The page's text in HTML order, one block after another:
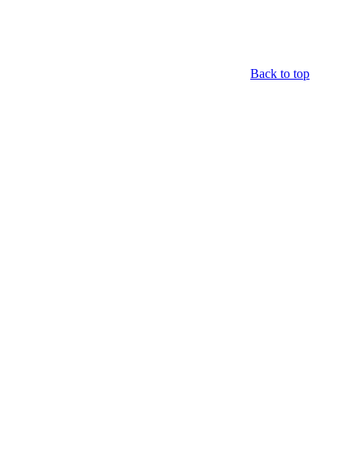
Back to top